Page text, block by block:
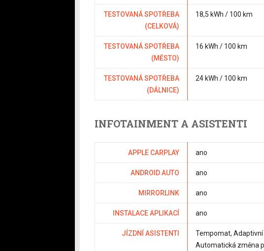
TESTOVANÁ SPOTŘEBA
(CELKOVÁ)
18,5 kWh / 100 km
TESTOVANÁ SPOTŘEBA
(MĚSTO)
16 kWh / 100 km
TESTOVANÁ SPOTŘEBA
(DÁLNICE)
24 kWh / 100 km
INFOTAINMENT A ASISTENTI
APPLE CARPLAY ano
ANDROID AUTO ano
MIRRORLINK ano
INSTALACE APLIKACÍ ano
JÍZDNÍ ASISTENTI
Tempomat,
Automatická změna